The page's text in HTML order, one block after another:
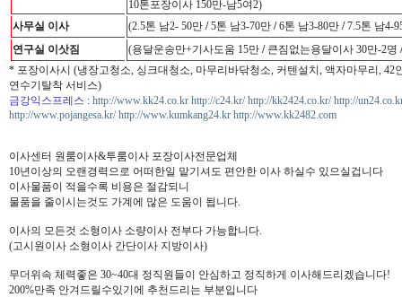
10톤포장이사 150만-남5여2)
사무실 이사
(2.5톤 남2- 50만 /5톤 남3-70만 /6톤 남3-80만 /7.5톤 남4-
연구실 이삿짐
(용달운송만+기사도움 15만 /큰짐없는용달이사 30만-2명 /
* 포장이사시 (냉장고청소, 싱크대청소, 마무리바닦청소, 커텐설치, 액자마무리,
연수기탈착 서비스)
금강익스프레스 : http://www.kk24.co.kr http://c24.kr/ http://kk2424.co.kr/ http://
http://www.pojangesa.kr/ http://www.kumkang24.kr http://www.kk2482.com
이사센터 원룸이사&투룸이사 포장이사전문업체
10년이상의 오랜경력으로 어떠한일 맡기셔도 편안한 이사 하실수 있으실겁니다
이사물품이 적을수록 비용은 절감되니
물품을 줄이시는것도 가계에 많은 도움이 됩니다.
이사의 모든것 소형이사 소량이사 전부다 가능합니다.
(고시원이사 소형이사 간단이사 지방이사)
무더위속 체력좋은 30~40대 정직원들이 안심하고 정직하게 이사해드리겠습니다!
200%만족 안겨드릴수있기에 추천드리는 부분입니다